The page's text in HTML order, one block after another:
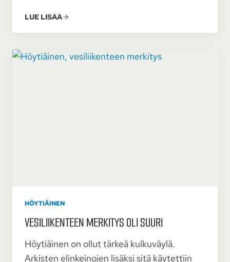
LUE LISÄÄ
HÖYTIÄINEN
VESI­LIIKENTEEN MERKITYS OLI SUURI
Höytiäinen on ollut tärkeä kulkuväylä.
Arkisten elinkeinojen lisäksi sitä käytettiin